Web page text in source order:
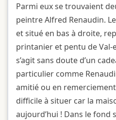
Parmi eux se trouvaient
peintre Alfred Renaudin.
et situé en bas à droite,
printanier et pentu de Val-
s’agit sans doute d’un
particulier comme
amitié ou en
difficile à situer car la
aujourd’hui ! Dans le fond